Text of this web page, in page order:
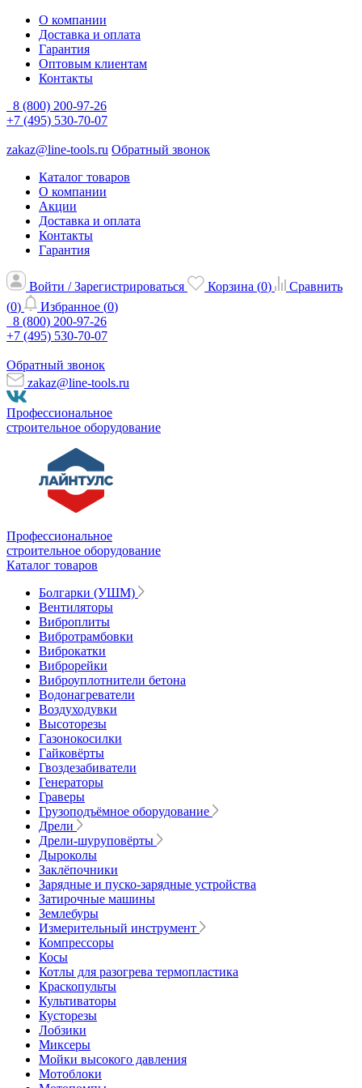
О компании
Доставка и оплата
Гарантия
Оптовым клиентам
Контакты
8 (800) 200-97-26
+7 (495) 530-70-07
zakaz@line-tools.ru Обратный звонок
Каталог товаров
О компании
Акции
Доставка и оплата
Контакты
Гарантия
Войти / Зарегистрироваться Корзина (0)
Сравнить
(0) Избранное (0)
8 (800) 200-97-26
+7 (495) 530-70-07
Обратный звонок
zakaz@line-tools.ru
Профессиональное
строительное оборудование
Профессиональное
строительное оборудование
Каталог товаров
Болгарки (УШМ)
Вентиляторы
Виброплиты
Вибротрамбовки
Виброкатки
Виброрейки
Виброуплотнители бетона
Водонагреватели
Воздуходувки
Высоторезы
Газонокосилки
Гайковёрты
Гвоздезабиватели
Генераторы
Граверы
Грузоподъёмное оборудование
Дрели
Дрели-шуруповёрты
Дыроколы
Заклёпочники
Зарядные и пуско-зарядные устройства
Затирочные машины
Землебуры
Измерительный инструмент
Компрессоры
Косы
Котлы для разогрева термопластика
Краскопульты
Культиваторы
Кусторезы
Лобзики
Миксеры
Мойки высокого давления
Мотоблоки